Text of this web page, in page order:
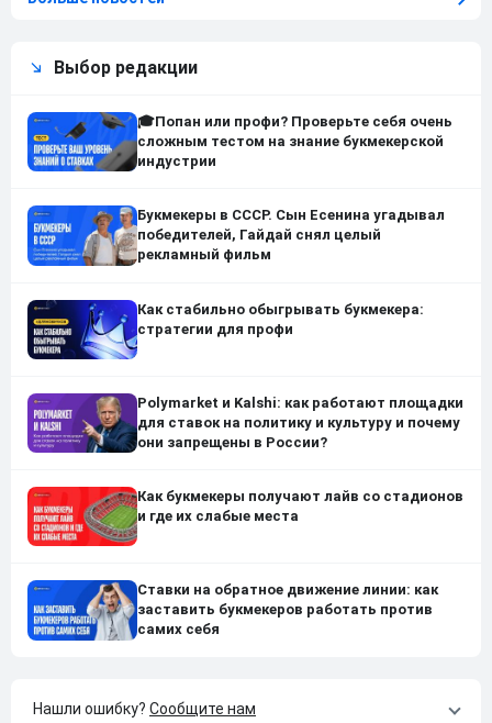
Выбор редакции
🎓Попан или профи? Проверьте себя очень
сложным тестом на знание букмекерской
индустрии
Букмекеры в СССР. Сын Есенина угадывал
победителей, Гайдай снял целый
рекламный фильм
Как стабильно обыгрывать букмекера:
стратегии для профи
Polymarket и Kalshi: как работают площадки
для ставок на политику и культуру и почему
они запрещены в России?
Как букмекеры получают лайв со стадионов
и где их слабые места
Ставки на обратное движение линии: как
заставить букмекеров работать против
самих себя
Нашли ошибку? Сообщите нам